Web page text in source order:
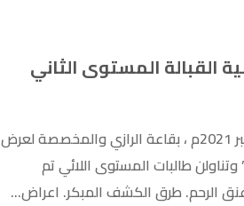
القبالة المستوى الثاني
قدمت طالبات كلية القبالة المستوى الثاني صباح يومنا هذا الإحد الموافق: 5 ديسمبر 2021م ، بقاعة الرازي والمخصصة لعرض
طالبات المستوى اللائي تم
الرحم. طرق الكشف المبكر. اعراض...